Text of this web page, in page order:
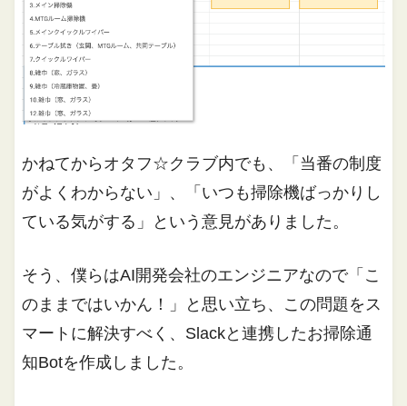
かねてからオタフ☆クラブ内でも、「当番の制度
がよくわからない」、「いつも掃除機ばっかりし
ている気がする」という意見がありました。
そう、僕らはAI開発会社のエンジニアなので「こ
のままではいかん！」と思い立ち、この問題をス
マートに解決すべく、Slackと連携したお掃除通
知Botを作成しました。